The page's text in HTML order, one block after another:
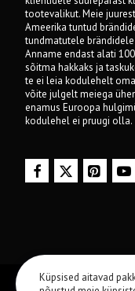
tootevalikut. Meie
Ameerika tuntud
tundmatutele
Anname endast alati
sõitma hakkaks ja
te ei leia kodulehelt
võite julgelt meiega
enamus Euroopa
kodulehel ei pruugi olla.
© 2014-2024 Starmoto
Küpsised aitavad